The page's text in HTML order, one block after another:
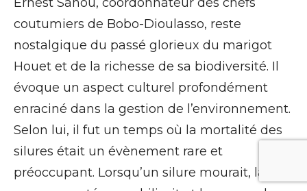
coutumiers de Bobo-Dioulasso, reste
nostalgique du passé glorieux du marigot
Houet et de la richesse de sa biodiversité. Il
évoque un aspect culturel profondément
enraciné dans la gestion de l’environnement.
Selon lui, il fut un temps où la mortalité des
silures était un évènement rare et
préoccupant. Lorsqu’un silure mourait, la